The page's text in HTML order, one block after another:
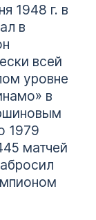
1948 г. в
в
всей
уровне
в
1979
матчей